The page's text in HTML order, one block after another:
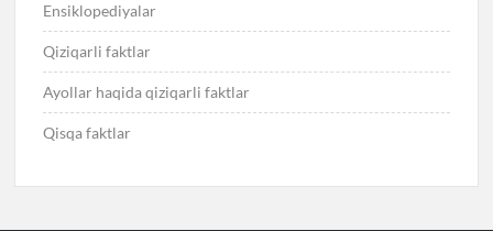
Ensiklopediyalar
Qiziqarli faktlar
Ayollar haqida qiziqarli faktlar
Qisqa faktlar